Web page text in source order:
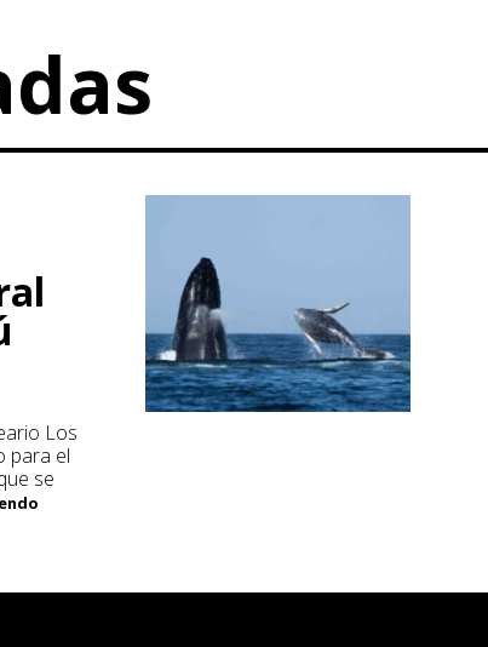
Los
para el
se